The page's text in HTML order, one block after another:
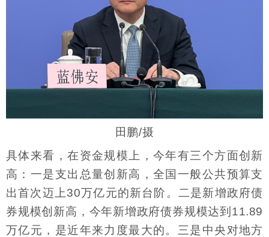
田鹏/摄
具体来看，在资金规模上，今年有三个方面创新
高：一是支出总量创新高，全国一般公共预算支
出首次迈上30万亿元的新台阶。二是新增政府债
券规模创新高，今年新增政府债券规模达到11.89
万亿元，是近年来力度最大的。三是中央对地方